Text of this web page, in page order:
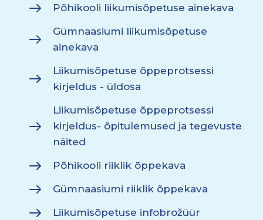
Põhikooli liikumisõpetuse ainekava
Gümnaasiumi liikumisõpetuse
ainekava
Liikumisõpetuse õppeprotsessi
kirjeldus - üldosa
Liikumisõpetuse õppeprotsessi
kirjeldus- õpitulemused ja tegevuste
näited
Põhikooli riiklik õppekava
Gümnaasiumi riiklik õppekava
Liikumisõpetuse infobrožüür